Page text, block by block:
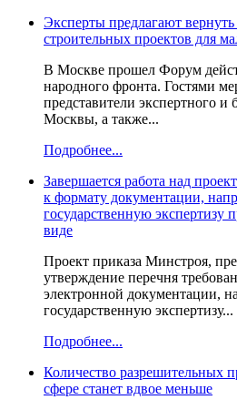
Эксперты предлагают вернуть
строительных проектов для
В Москве прошел Форум
народного фронта. Гостями
представители экспертного и
Москвы, а также...
Подробнее...
Завершается работа над
к формату документации,
государственную экспертизу
виде
Проект приказа Минстроя,
утверждение перечня
электронной документации,
государственную экспертизу...
Подробнее...
Количество разрешительных
сфере станет вдвое меньше